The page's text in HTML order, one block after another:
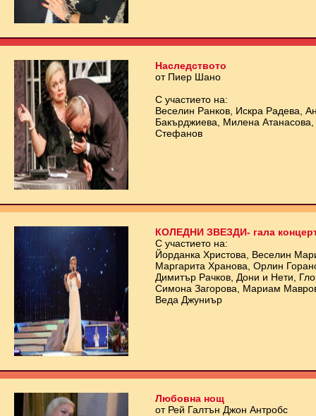
Наследството
от Пиер Шано
С участието на:
Веселин Ранков, Искра Радева,
Бакърджиева, Милена
Стефанов
КОЛЕДНИ ЗВЕЗДИ- гала
С участието на:
Йорданка Христова, Веселин
Маргарита Хранова, Орлин
Димитър Рачков, Дони и Нети,
Симона Загорова, Мариам
Веда Джуниър
Любовна нощ
от Рей Галтън Джон Антробс